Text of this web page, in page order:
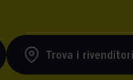
Trova i